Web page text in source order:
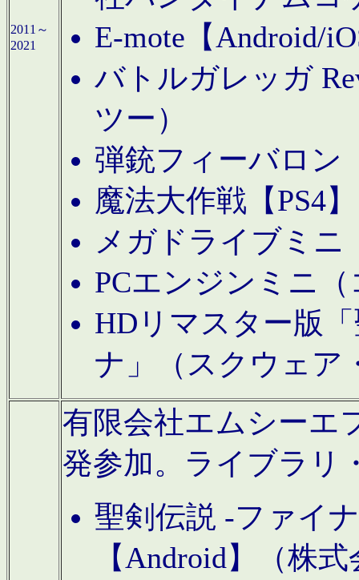
2011～
2021
E-mote【Android/
バトルガレッガ
ツー）
弾銃フィーバロン
魔法大作戦【PS4
メガドライブミニ
PCエンジンミニ
HDリマスター版
ナ」（スクウェア
有限会社エムシーエ
発参加。ライブラリ
聖剣伝説 -ファイ
【Android】（株